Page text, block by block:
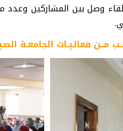
وصل بين المشاركين وعدد
مـــن فعاليــات الجامعــة